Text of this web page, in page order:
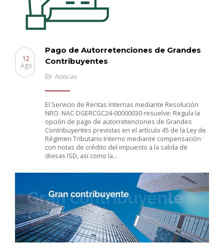
Pago de Autorretenciones de Grandes
Contribuyentes
12
Ago
Noticias
El Servicio de Rentas Internas mediante Resolución
NRO. NAC-DGERCGC24-00000030 resuelve: Regula la
opción de pago de autorretenciones de Grandes
Contribuyentes previstas en el artículo 45 de la Ley de
Régimen Tributario Interno mediante compensación
con notas de crédito del impuesto a la salida de
divisas ISD, así como la…